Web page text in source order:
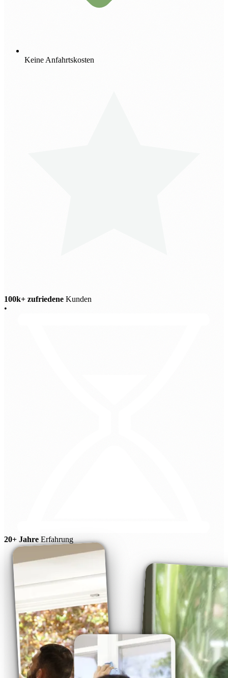
Keine Anfahrtskosten
100k+ zufriedene Kunden
•
20+ Jahre Erfahrung